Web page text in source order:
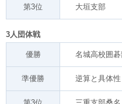
第3位 大垣支部
3人団体戦
優勝 名城高校囲
準優勝 逆算と具体性
第3位 三重支部桑名